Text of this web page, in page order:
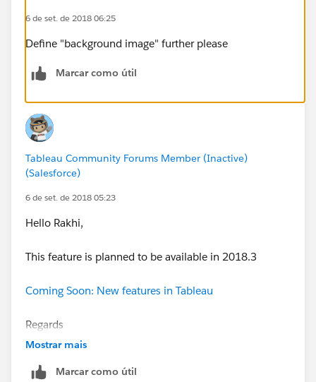
6 de set. de 2018 06:25
Define "background image" further please
Marcar como útil
Tableau Community Forums Member (Inactive)
(Salesforce)
6 de set. de 2018 05:23
Hello Rakhi,
This feature is planned to be available in 2018.3
Coming Soon: New features in Tableau
Regards
Lei
Mostrar mais
Marcar como útil